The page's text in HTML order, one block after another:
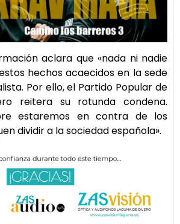
aclara que «nada ni nadie
hechos acaecidos en la sede
Por ello, el Partido Popular de
reitera su rotunda condena.
estaremos en contra de los
dividir a la sociedad española».